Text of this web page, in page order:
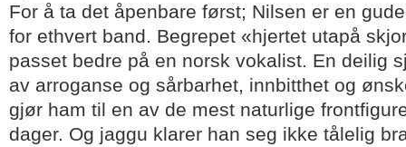
For å ta det åpenbare først; Nilsen er en
for ethvert band. Begrepet «hjertet utapå
passet bedre på en norsk vokalist. En deilig
av arroganse og sårbarhet, innbitthet og
gjør ham til en av de mest naturlige
dager. Og jaggu klarer han seg ikke tålelig